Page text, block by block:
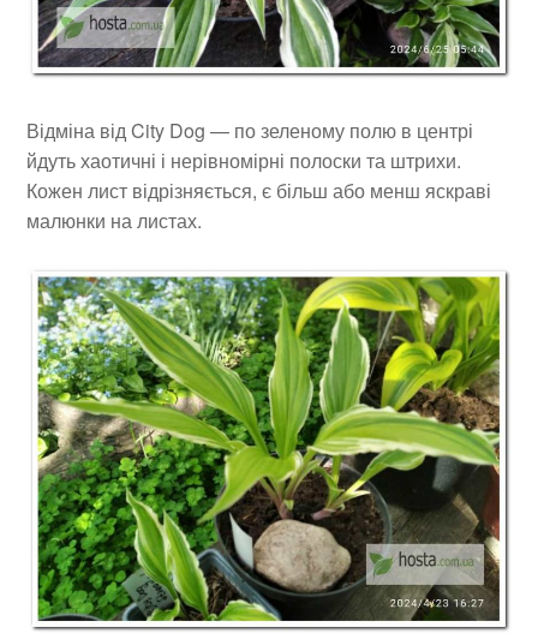
Відміна від City Dog — по зеленому полю в центрі
йдуть хаотичні і нерівномірні полоски та штрихи.
Кожен лист відрізняється, є більш або менш яскраві
малюнки на листах.